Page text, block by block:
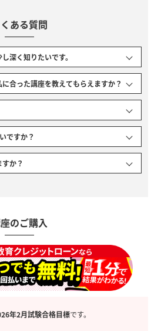
ある質問
深く知りたいです。
合った講座を教えてもらえますか？
ですか？
か？
のご購入
年2月試験合格目標です。